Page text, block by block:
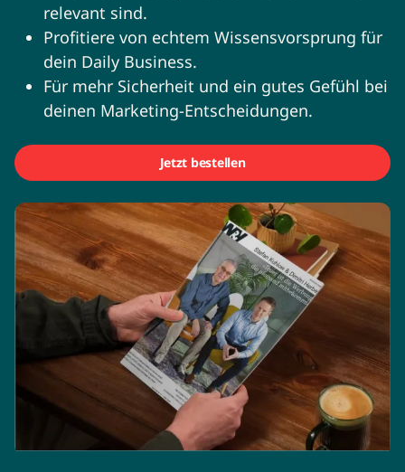
relevant sind.
Profitiere von echtem Wissensvorsprung für
dein Daily Business.
Für mehr Sicherheit und ein gutes Gefühl bei
deinen Marketing-Entscheidungen.
Jetzt bestellen